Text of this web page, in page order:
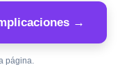
→
página.